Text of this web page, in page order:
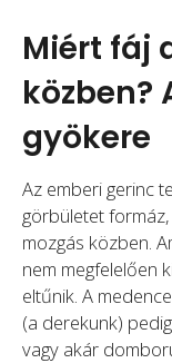
Miért fáj
közben?
gyökere
Az emberi gerinc
görbületet
mozgás közben.
nem megfelelően
eltűnik. A
(a derekunk)
vagy akár